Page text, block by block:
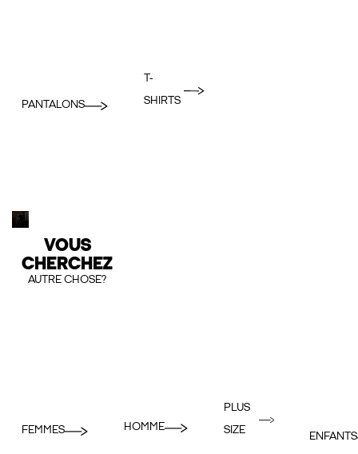
PANTALONS
T-
SHIRTS
VOUS
CHERCHEZ
AUTRE CHOSE?
FEMMES HOMME
PLUS
SIZE
ENFANTS